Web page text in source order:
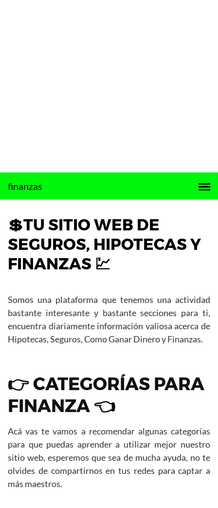
contenido
finanzas
💲TU SITIO WEB DE
SEGUROS, HIPOTECAS Y
FINANZAS 💹
Somos una plataforma que tenemos una actividad
bastante interesante y bastante secciones para ti,
encuentra diariamente información valiosa acerca de
Hipotecas, Seguros, Como Ganar Dinero y Finanzas.
👉 CATEGORÍAS PARA
FINANZA 👈
Acá vas te vamos a recomendar algunas categorías
para que puedas aprender a utilizar mejor nuestro
sitio web, esperemos que sea de mucha ayuda, no te
olvides de compartirnos en tus redes para captar a
más maestros.